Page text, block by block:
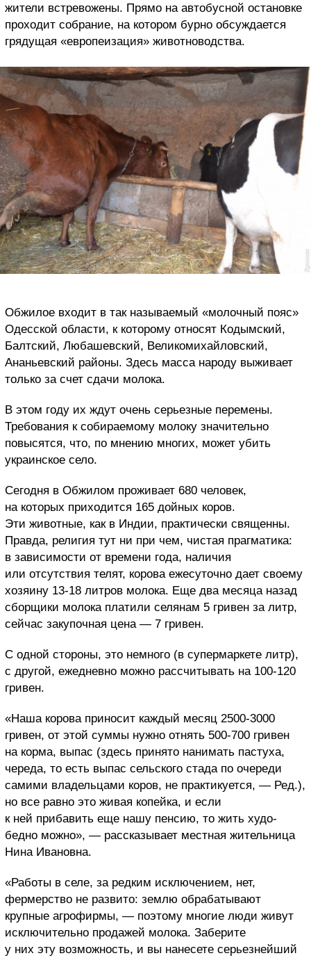
жители встревожены. Прямо на автобусной остановке
проходит собрание, на котором бурно обсуждается
грядущая «европеизация» животноводства.
Обжилое входит в так называемый «молочный пояс»
Одесской области, к которому относят Кодымский,
Балтский, Любашевский, Великомихайловский,
Ананьевский районы. Здесь масса народу выживает
только за счет сдачи молока.
В этом году их ждут очень серьезные перемены.
Требования к собираемому молоку значительно
повысятся, что, по мнению многих, может убить
украинское село.
Сегодня в Обжилом проживает 680 человек,
на которых приходится 165 дойных коров.
Эти животные, как в Индии, практически священны.
Правда, религия тут ни при чем, чистая прагматика:
в зависимости от времени года, наличия
или отсутствия телят, корова ежесуточно дает своему
хозяину 13-18 литров молока. Еще два месяца назад
сборщики молока платили селянам 5 гривен за литр,
сейчас закупочная цена — 7 гривен.
С одной стороны, это немного (в супермаркете литр),
с другой, ежедневно можно рассчитывать на 100-120
гривен.
«Наша корова приносит каждый месяц 2500-3000
гривен, от этой суммы нужно отнять 500-700 гривен
на корма, выпас (здесь принято нанимать пастуха,
череда, то есть выпас сельского стада по очереди
самими владельцами коров, не практикуется, — Ред.),
но все равно это живая копейка, и если
к ней прибавить еще нашу пенсию, то жить худо-
бедно можно», — рассказывает местная жительница
Нина Ивановна.
«Работы в селе, за редким исключением, нет,
фермерство не развито: землю обрабатывают
крупные агрофирмы, — поэтому многие люди живут
исключительно продажей молока. Заберите
у них эту возможность, и вы нанесете серьезнейший